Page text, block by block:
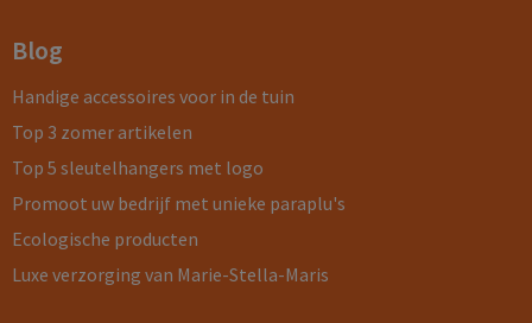
Blog
Handige accessoires voor in de tuin
Top 3 zomer artikelen
Top 5 sleutelhangers met logo
Promoot uw bedrijf met unieke paraplu's
Ecologische producten
Luxe verzorging van Marie-Stella-Maris